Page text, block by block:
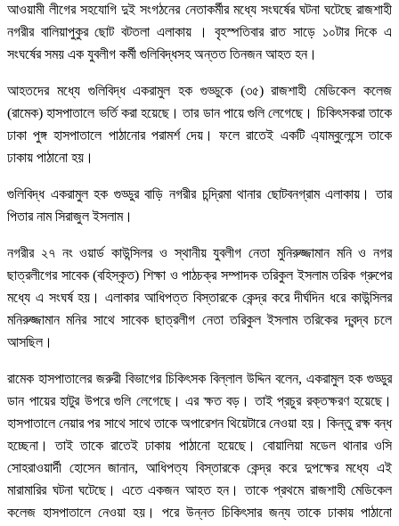
আওয়ামী লীগের সহযোগি দুই সংগঠনের নেতাকর্মীর মধ্যে সংঘর্ষের ঘটনা ঘটেছে রাজশাহী
নগরীর বালিয়াপুকুর ছোট বটতলা এলাকায় । বৃহস্পতিবার রাত সাড়ে ১০টার দিকে এ
সংঘর্ষের সময় এক যুবলীগ কর্মী গুলিবিদ্ধসহ অন্তত তিনজন আহত হন।
আহতদের মধ্যে গুলিবিদ্ধ একরামুল হক গুড্ডুকে (৩৫) রাজশাহী মেডিকেল কলেজ
(রামেক) হাসপাতালে ভর্তি করা হয়েছে। তার ডান পায়ে গুলি লেগেছে। চিকিৎসকরা তাকে
ঢাকা পুঙ্গ হাসপাতালে পাঠানোর পরামর্শ দেয়। ফলে রাতেই একটি এ্যাম্বুলেন্সে তাকে
ঢাকায় পাঠানো হয়।
গুলিবিদ্ধ একরামুল হক গুড্ডুর বাড়ি নগরীর চন্দ্রিমা থানার ছোটবনগ্রাম এলাকায়। তার
পিতার নাম সিরাজুল ইসলাম।
নগরীর ২৭ নং ওয়ার্ড কাউন্সিলর ও স্থানীয় যুবলীগ নেতা মুনিরুজ্জামান মনি ও নগর
ছাত্রলীগের সাবেক (বহিস্কৃত) শিক্ষা ও পাঠচক্র সম্পাদক তরিকুল ইসলাম তরিক গ্রুপের
মধ্যে এ সংঘর্ষ হয়। এলাকার আধিপত্ত বিস্তারকে কেন্দ্র করে দীর্ঘদিন ধরে কাউন্সিলর
মনিরুজ্জামান মনির সাথে সাবেক ছাত্রলীগ নেতা তরিকুল ইসলাম তরিকের দ্বন্দ্ব চলে
আসছিল।
রামেক হাসপাতালের জরুরী বিভাগের চিকিৎসক বিল্লাল উদ্দিন বলেন, একরামুল হক গুড্ডুর
ডান পায়ের হাটুর উপরে গুলি লেগেছে। এর ক্ষত বড়। তাই প্রচুর রক্তক্ষরণ হয়েছে।
হাসপাতালে নেয়ার পর সাথে সাথে তাকে অপারেশন থিয়েটারে নেওয়া হয়। কিন্তু রক্ষ বন্ধ
হচ্ছেনা। তাই তাকে রাতেই ঢাকায় পাঠানো হয়েছে। বোয়ালিয়া মডেল থানার ওসি
সোহরাওয়ার্দী হোসেন জানান, আধিপত্য বিস্তারকে কেন্দ্র করে দুপক্ষের মধ্যে এই
মারামারির ঘটনা ঘটেছে। এতে একজন আহত হন। তাকে প্রথমে রাজশাহী মেডিকেল
কলেজ হাসপাতালে নেওয়া হয়। পরে উন্নত চিকিৎসার জন্য তাকে ঢাকায় পাঠানো